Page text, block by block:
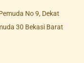
No 9, Dekat
30 Bekasi Barat